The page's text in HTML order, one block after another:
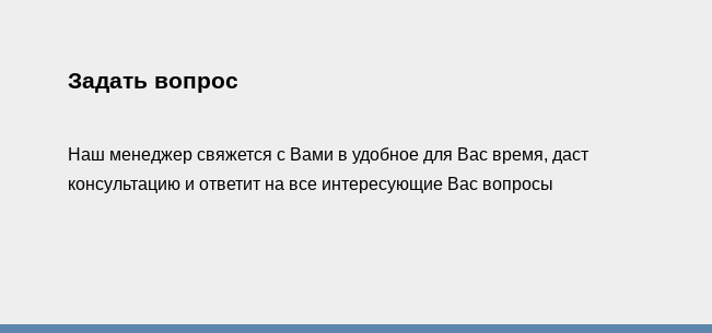
Задать вопрос
Наш менеджер свяжется с Вами в удобное для Вас время, даст
консультацию и ответит на все интересующие Вас вопросы